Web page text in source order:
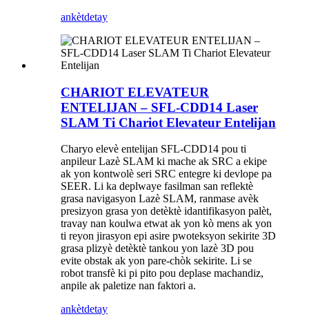
ankètdetay
CHARIOT ELEVATEUR
ENTELIJAN – SFL-CDD14 Laser
SLAM Ti Chariot Elevateur Entelijan
Charyo elevè entelijan SFL-CDD14 pou ti
anpileur Lazè SLAM ki mache ak SRC a ekipe
ak yon kontwolè seri SRC entegre ki devlope pa
SEER. Li ka deplwaye fasilman san reflektè
grasa navigasyon Lazè SLAM, ranmase avèk
presizyon grasa yon detèktè idantifikasyon palèt,
travay nan koulwa etwat ak yon kò mens ak yon
ti reyon jirasyon epi asire pwoteksyon sekirite 3D
grasa plizyè detèktè tankou yon lazè 3D pou
evite obstak ak yon pare-chòk sekirite. Li se
robot transfè ki pi pito pou deplase machandiz,
anpile ak paletize nan faktori a.
ankètdetay